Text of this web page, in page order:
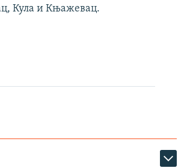
Кула и Књажевац.